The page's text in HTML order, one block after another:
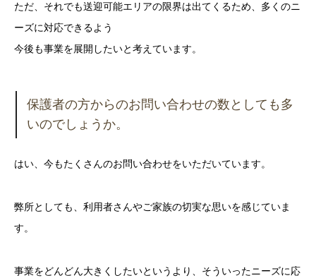
ただ、それでも送迎可能エリアの限界は出てくるため、多くのニ
ーズに対応できるよう
今後も事業を展開したいと考えています。
保護者の方からのお問い合わせの数としても多
いのでしょうか。
はい、今もたくさんのお問い合わせをいただいています。
弊所としても、利用者さんやご家族の切実な思いを感じていま
す。
事業をどんどん大きくしたいというより、そういったニーズに応